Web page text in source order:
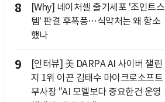
8
[Why] 네이처셀 줄기세포 '조인트스
템' 판결 후폭풍…식약처는 왜 항소
했나
9
[인터뷰] 美 DARPA AI 사이버 챌린
지 1위 이끈 김태수 마이크로소프트
부사장 "AI 모델보다 중요한건 운영